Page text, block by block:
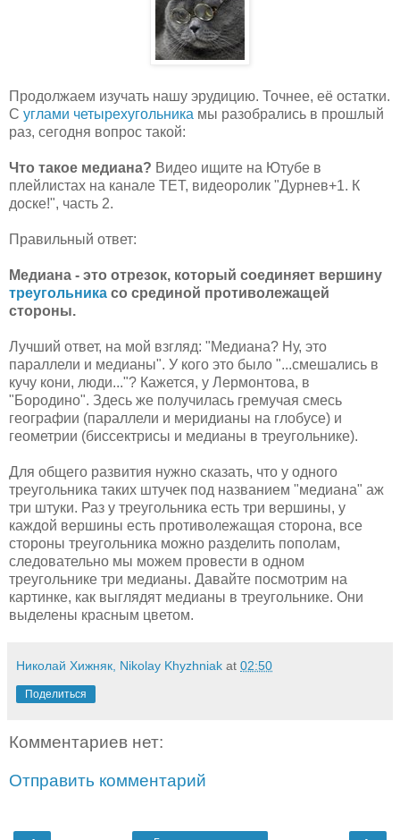
Продолжаем изучать нашу эрудицию. Точнее, её остатки.
С углами четырехугольника мы разобрались в прошлый
раз, сегодня вопрос такой:
Что такое медиана? Видео ищите на Ютубе в
плейлистах на канале ТЕТ, видеоролик "Дурнев+1. К
доске!", часть 2.
Правильный ответ:
Медиана - это отрезок, который соединяет вершину
треугольника со срединой противолежащей
стороны.
Лучший ответ, на мой взгляд: "Медиана? Ну, это
параллели и медианы". У кого это было "...смешались в
кучу кони, люди..."? Кажется, у Лермонтова, в
"Бородино". Здесь же получилась гремучая смесь
географии (параллели и меридианы на глобусе) и
геометрии (биссектрисы и медианы в треугольнике).
Для общего развития нужно сказать, что у одного
треугольника таких штучек под названием "медиана" аж
три штуки. Раз у треугольника есть три вершины, у
каждой вершины есть противолежащая сторона, все
стороны треугольника можно разделить пополам,
следовательно мы можем провести в одном
треугольнике три медианы. Давайте посмотрим на
картинке, как выглядят медианы в треугольнике. Они
выделены красным цветом.
Николай Хижняк, Nikolay Khyzhniak at 02:50
Поделиться
Комментариев нет:
Отправить комментарий